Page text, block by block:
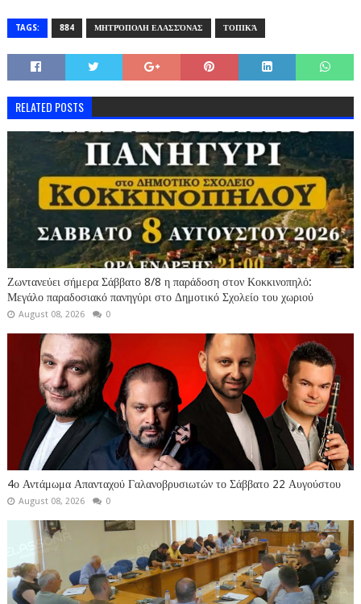
TAGS: 884 ΜΗΤΡΌΠΟΛΗ ΕΛΑΣΣΌΝΑΣ ΤΟΠΙΚΆ
RELATED POSTS
Ζωντανεύει σήμερα Σάββατο 8/8 η παράδοση στον Κοκκινοπηλό:
Μεγάλο παραδοσιακό πανηγύρι στο Δημοτικό Σχολείο του χωριού
August 08, 2026 0
4ο Αντάμωμα Απανταχού Γαλανοβρυσιωτών το Σάββατο 22 Αυγούστου
August 08, 2026 0